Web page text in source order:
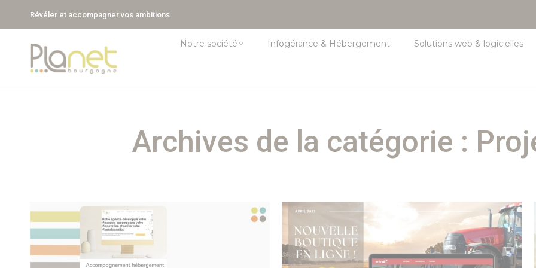
Révéler et accompagner vos ambitions
Notre société Infogérance & Hébergement Solutions web & logicielles
Archives de la catégorie :